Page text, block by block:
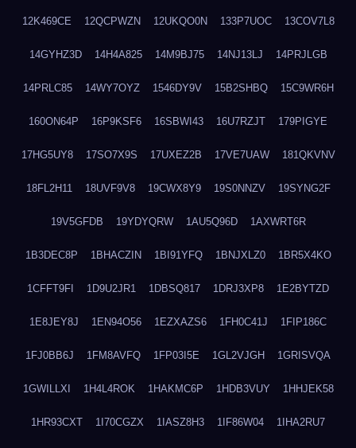
12K469CE 12QCPWZN 12UKQO0N 133P7UOC 13COV7L8
14GYHZ3D 14H4A825 14M9BJ75 14NJ13LJ 14PRJLGB
14PRLC85 14WY7OYZ 1546DY9V 15B2SHBQ 15C9WR6H
160ON64P 16P9KSF6 16SBWI43 16U7RZJT 179PIGYE
17HG5UY8 17SO7X9S 17UXEZ2B 17VE7UAW 181QKVNV
18FL2H11 18UVF9V8 19CWX8Y9 19S0NNZV 19SYNG2F
19V5GFDB 19YDYQRW 1AU5Q96D 1AXWRT6R
1B3DEC8P 1BHACZIN 1BI91YFQ 1BNJXLZ0 1BR5X4KO
1CFFT9FI 1D9U2JR1 1DBSQ817 1DRJ3XP8 1E2BYTZD
1E8JEY8J 1EN94O56 1EZXAZS6 1FH0C41J 1FIP186C
1FJ0BB6J 1FM8AVFQ 1FP03I5E 1GL2VJGH 1GRISVQA
1GWILLXI 1H4L4ROK 1HAKMC6P 1HDB3VUY 1HHJEK58
1HR93CXT 1I70CGZX 1IASZ8H3 1IF86W04 1IHA2RU7